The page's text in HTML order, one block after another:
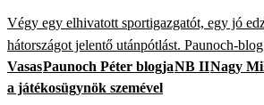
Végy egy elhivatott sportigazgatót, egy jó
hátországot jelentő utánpótlást. Paunoch-
VasasPaunoch Péter blogjaNB IINagy
a játékosügynök szemével